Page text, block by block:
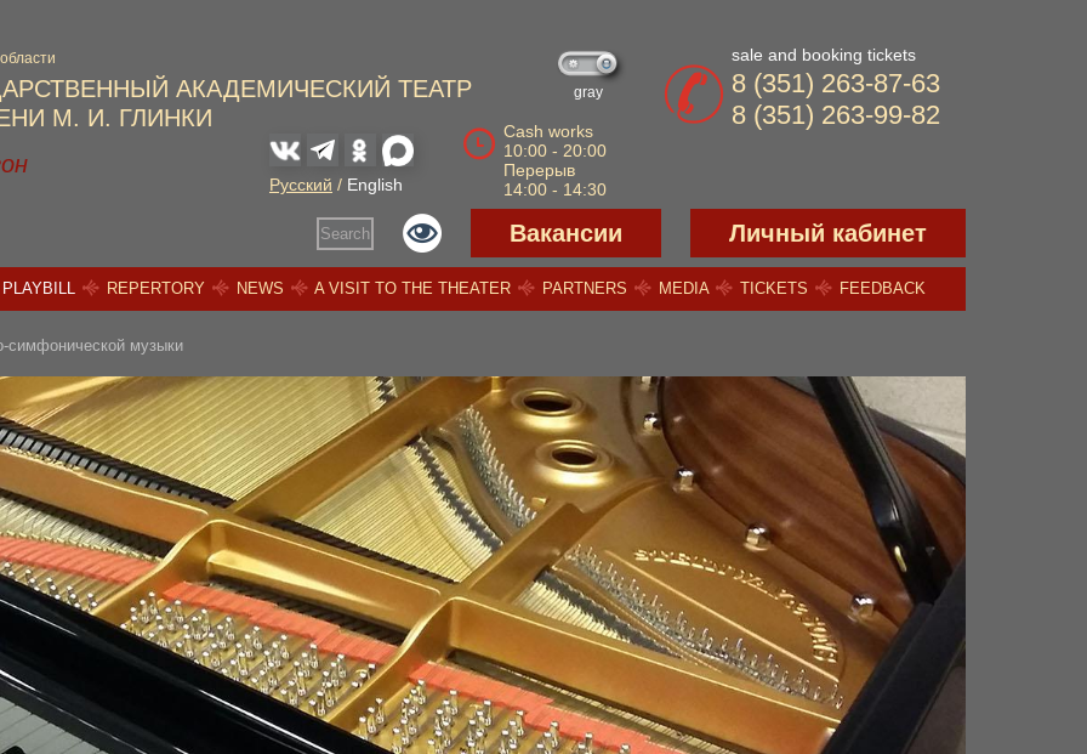
АКАДЕМИЧЕСКИЙ ТЕАТР
М. И. ГЛИНКИ
gray
Cash works
10:00 - 20:00
Перерыв
14:00 - 14:30
Русский / English
sale and booking tickets
8 (351) 263-87-63
8 (351) 263-99-82
Search Вакансии Личный кабинет
PLAYBILL REPERTORY NEWS A VISIT TO THE THEATER PARTNERS MEDIA TICKETS FEEDBACK
симфонической музыки